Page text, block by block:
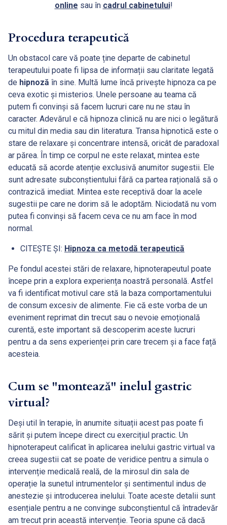
online sau în cadrul cabinetului!
Procedura terapeutică
Un obstacol care vă poate ține departe de cabinetul
terapeutului poate fi lipsa de informații sau claritate legată
de hipnoză în sine. Multă lume încă privește hipnoza ca pe
ceva exotic și misterios. Unele persoane au teama că
putem fi convinși să facem lucruri care nu ne stau în
caracter. Adevărul e că hipnoza clinică nu are nici o legătură
cu mitul din media sau din literatura. Transa hipnotică este o
stare de relaxare și concentrare intensă, oricât de paradoxal
ar părea. În timp ce corpul ne este relaxat, mintea este
educată să acorde atenție exclusivă anumitor sugestii. Ele
sunt adresate subconștientului fără ca partea rațională să o
contrazică imediat. Mintea este receptivă doar la acele
sugestii pe care ne dorim să le adoptăm. Niciodată nu vom
putea fi convinși să facem ceva ce nu am face în mod
normal.
CITEȘTE ȘI: Hipnoza ca metodă terapeutică
Pe fondul acestei stări de relaxare, hipnoterapeutul poate
începe prin a explora experiența noastră personală. Astfel
va fi identificat motivul care stă la baza comportamentului
de consum excesiv de alimente. Fie că este vorba de un
eveniment reprimat din trecut sau o nevoie emoțională
curentă, este important să descoperim aceste lucruri
pentru a da sens experienței prin care trecem și a face față
acesteia.
Cum se "montează" inelul gastric
virtual?
Deși util în terapie, în anumite situații acest pas poate fi
sărit și putem începe direct cu exercițiul practic. Un
hipnoterapeut calificat în aplicarea inelului gastric virtual va
creea sugestii cat se poate de veridice pentru a simula o
intervenție medicală reală, de la mirosul din sala de
operație la sunetul intrumentelor și sentimentul indus de
anestezie și introducerea inelului. Toate aceste detalii sunt
esențiale pentru a ne convinge subconștientul că întradevăr
am trecut prin această intervenție. Teoria spune că dacă